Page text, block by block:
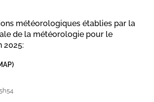
météorologiques établies par la
de la météorologie pour le
2025: